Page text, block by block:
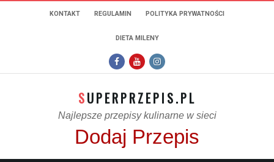
KONTAKT REGULAMIN POLITYKA PRYWATNOŚCI
DIETA MILENY
SUPERPRZEPIS.PL
Najlepsze przepisy kulinarne w sieci
Dodaj Przepis